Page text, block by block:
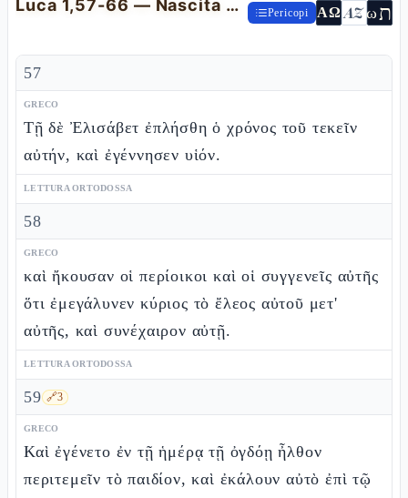
Luca 1,57-66 — Nascita e circoncisione di Giovanni Pericopi ΑΩ AZωת
57
GRECO
Τῇ δὲ Ἐλισάβετ ἐπλήσθη ὁ χρόνος τοῦ τεκεῖν
αὐτήν, καὶ ἐγέννησεν υἱόν.
LETTURA ORTODOSSA
58
GRECO
καὶ ἤκουσαν οἱ περίοικοι καὶ οἱ συγγενεῖς αὐτῆς
ὅτι ἐμεγάλυνεν κύριος τὸ ἔλεος αὐτοῦ μετ'
αὐτῆς, καὶ συνέχαιρον αὐτῇ.
LETTURA ORTODOSSA
59 🔗3
GRECO
Καὶ ἐγένετο ἐν τῇ ἡμέρᾳ τῇ ὀγδόῃ ἦλθον
περιτεμεῖν τὸ παιδίον, καὶ ἐκάλουν αὐτὸ ἐπὶ τῷ